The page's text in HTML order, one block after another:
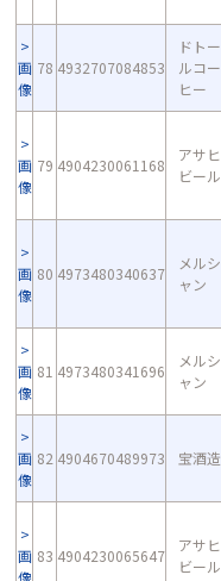
画
像
78 4932707084853
ドトー
ルコー
ヒー
画
像
79 4904230061168
アサヒ
ビール
画
像
80 4973480340637
メルシ
ャン
画
像
81 4973480341696
メルシ
ャン
画
像
82 4904670489973 宝酒造
画
像
83 4904230065647
アサヒ
ビール